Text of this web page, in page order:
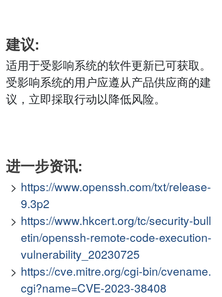
建议:
适用于受影响系统的软件更新已可获取。
受影响系统的用户应遵从产品供应商的建
议，立即採取行动以降低风险。
进一步资讯:
https://www.openssh.com/txt/release-
9.3p2
https://www.hkcert.org/tc/security-bull
etin/openssh-remote-code-execution-
vulnerability_20230725
https://cve.mitre.org/cgi-bin/cvename.
cgi?name=CVE-2023-38408